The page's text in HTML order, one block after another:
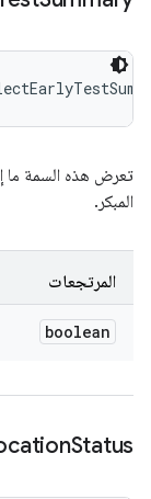
تعرض هذه السمة ما
المبكر.
المرتجعات
boolean
Status